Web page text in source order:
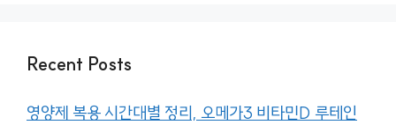
Recent Posts
영양제 복용 시간대별 정리, 오메가3 비타민D 루테인